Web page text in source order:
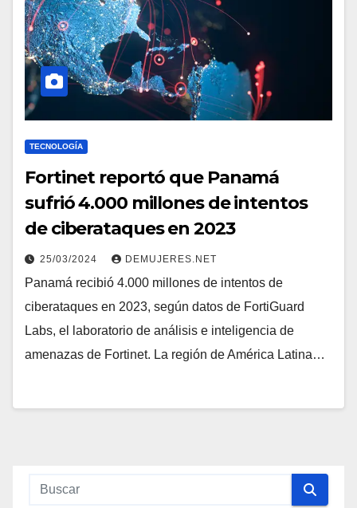
TECNOLOGÍA
Fortinet reportó que Panamá
sufrió 4.000 millones de intentos
de ciberataques en 2023
25/03/2024 DEMUJERES.NET
Panamá recibió 4.000 millones de intentos de
ciberataques en 2023, según datos de FortiGuard
Labs, el laboratorio de análisis e inteligencia de
amenazas de Fortinet. La región de América Latina…